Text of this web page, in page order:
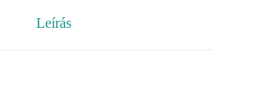
Leírás